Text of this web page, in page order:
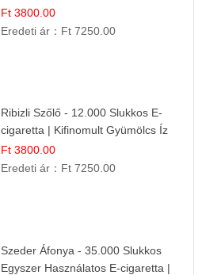
Kombináció
Ft 3800.00
Eredeti ár： Ft 7250.00
Ribizli Szőlő - 12.000 Slukkos E-
cigaretta | Kifinomult Gyümölcs Íz
Ft 3800.00
Eredeti ár： Ft 7250.00
Szeder Áfonya - 35.000 Slukkos
Egyszer Használatos E-cigaretta |